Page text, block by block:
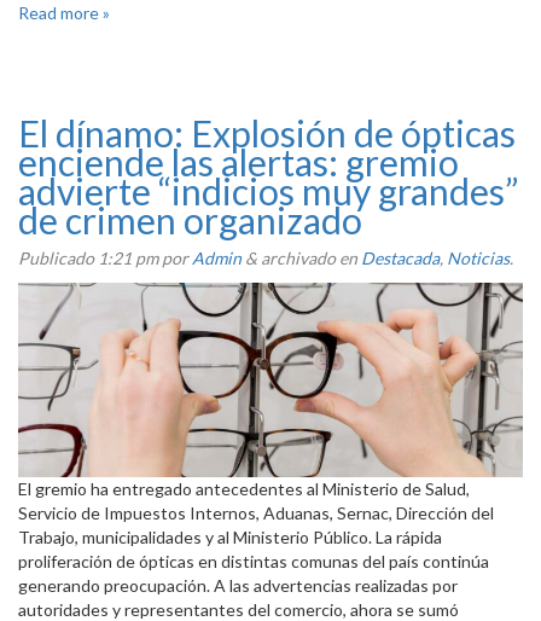
Read more »
El dínamo: Explosión de ópticas
enciende las alertas: gremio
advierte “indicios muy grandes”
de crimen organizado
Publicado 1:21 pmporAdmin & archivado en Destacada, Noticias.
El gremio ha entregado antecedentes al Ministerio de Salud,
Servicio de Impuestos Internos, Aduanas, Sernac, Dirección del
Trabajo, municipalidades y al Ministerio Público. La rápida
proliferación de ópticas en distintas comunas del país continúa
generando preocupación. A las advertencias realizadas por
autoridades y representantes del comercio, ahora se sumó